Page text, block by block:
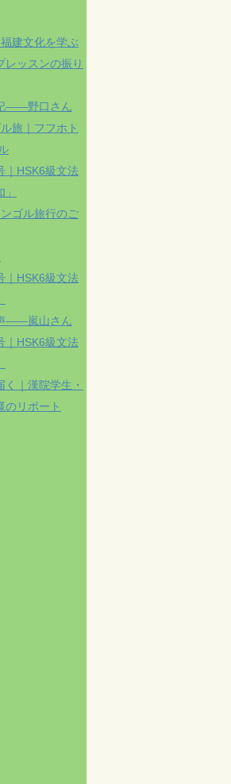
建文化を学ぶ
レッスンの振り
——野口さん
旅｜フフホト
｜HSK6級文法
ゴル旅行のご
｜HSK6級文法
——嵐山さん
｜HSK6級文法
｜漢院学生・
のリポート